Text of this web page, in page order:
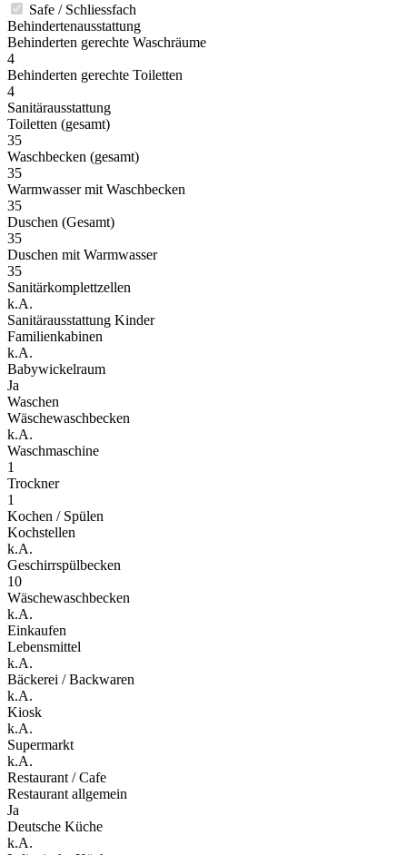
Safe / Schliessfach
Behindertenausstattung
Behinderten gerechte Waschräume
4
Behinderten gerechte Toiletten
4
Sanitärausstattung
Toiletten (gesamt)
35
Waschbecken (gesamt)
35
Warmwasser mit Waschbecken
35
Duschen (Gesamt)
35
Duschen mit Warmwasser
35
Sanitärkomplettzellen
k.A.
Sanitärausstattung Kinder
Familienkabinen
k.A.
Babywickelraum
Ja
Waschen
Wäschewaschbecken
k.A.
Waschmaschine
1
Trockner
1
Kochen / Spülen
Kochstellen
k.A.
Geschirrspülbecken
10
Wäschewaschbecken
k.A.
Einkaufen
Lebensmittel
k.A.
Bäckerei / Backwaren
k.A.
Kiosk
k.A.
Supermarkt
k.A.
Restaurant / Cafe
Restaurant allgemein
Ja
Deutsche Küche
k.A.